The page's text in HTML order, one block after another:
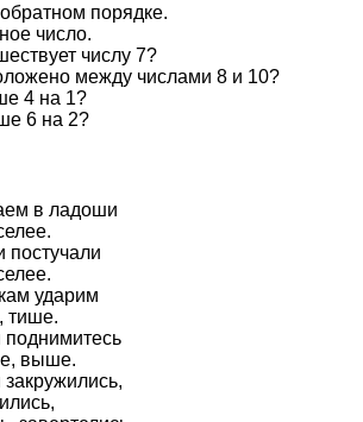
порядке.
число.
числу 7?
между числами 8 и 10?
4 на 1?
6 на 2?
в ладоши
ударим
выше.